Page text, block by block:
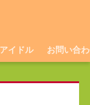
イドル お問い合